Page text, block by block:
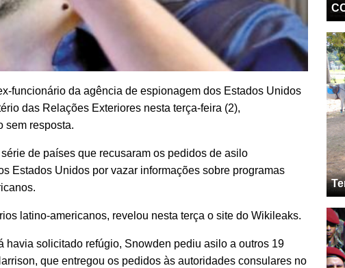
funcionário da agência de espionagem dos Estados Unidos
das Relações Exteriores nesta terça-feira (2),
sem resposta.
de países que recusaram os pedidos de asilo
Estados Unidos por vazar informações sobre programas
latino-americanos, revelou nesta terça o site do Wikileaks.
solicitado refúgio, Snowden pediu asilo a outros 19
que entregou os pedidos às autoridades consulares no